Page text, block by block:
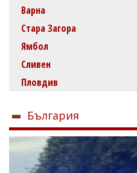
Варна
Стара Загора
Ямбол
Сливен
Пловдив
България